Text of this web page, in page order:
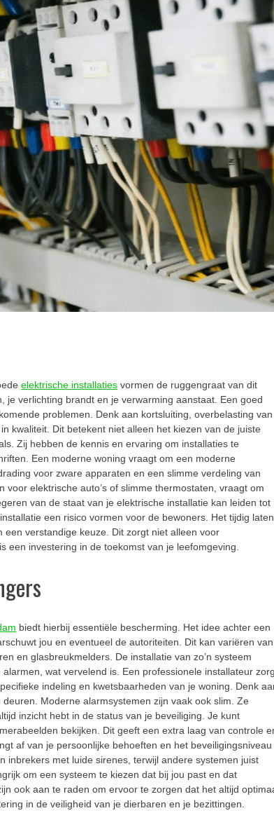
elektrische installaties vormen de ruggengraat van dit
verlichting brandt en je verwarming aanstaat. Een goed
problemen. Denk aan kortsluiting, overbelasting van
kwaliteit. Dit betekent niet alleen het kiezen van de juiste
Zij hebben de kennis en ervaring om installaties te
Een moderne woning vraagt om een moderne
voor zware apparaten en een slimme verdeling van
elektrische auto’s of slimme thermostaten, vraagt om
van de staat van je elektrische installatie kan leiden tot
een risico vormen voor de bewoners. Het tijdig laten
verstandige keuze. Dit zorgt niet alleen voor
investering in de toekomst van je leefomgeving.
biedt hierbij essentiële bescherming. Het idee achter een
jou en eventueel de autoriteiten. Dit kan variëren van
en glasbreukmelders. De installatie van zo’n systeem
wat vervelend is. Een professionele installateur
indeling en kwetsbaarheden van je woning. Denk
Moderne alarmsystemen zijn vaak ook slim. Ze
inzicht hebt in de status van je beveiliging. Je kunt
bekijken. Dit geeft een extra laag van controle
af van je persoonlijke behoeften en het beveiligingsniveau
inbrekers met luide sirenes, terwijl andere systemen juist
om een systeem te kiezen dat bij jou past en dat
ook aan te raden om ervoor te zorgen dat het altijd
in de veiligheid van je dierbaren en je bezittingen.